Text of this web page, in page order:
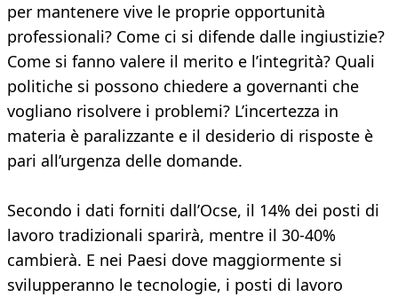
per mantenere vive le proprie opportunità
professionali? Come ci si difende dalle ingiustizie?
Come si fanno valere il merito e l’integrità? Quali
politiche si possono chiedere a governanti che
vogliano risolvere i problemi? L’incertezza in
materia è paralizzante e il desiderio di risposte è
pari all’urgenza delle domande.
Secondo i dati forniti dall’Ocse, il 14% dei posti di
lavoro tradizionali sparirà, mentre il 30-40%
cambierà. E nei Paesi dove maggiormente si
svilupperanno le tecnologie, i posti di lavoro